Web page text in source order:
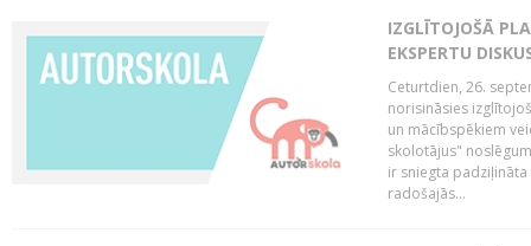
IZGLĪTOJOŠĀ
EKSPERTU
Ceturtdien, 26.
norisināsies
un mācībspēkiem
skolotājus"
ir sniegta
radošajās...